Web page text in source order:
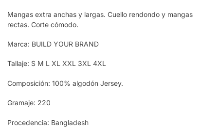
Mangas extra anchas y largas. Cuello rendondo y mangas
rectas. Corte cómodo.
Marca: BUILD YOUR BRAND
Tallaje: S M L XL XXL 3XL 4XL
Composición: 100% algodón Jersey.
Gramaje: 220
Procedencia: Bangladesh